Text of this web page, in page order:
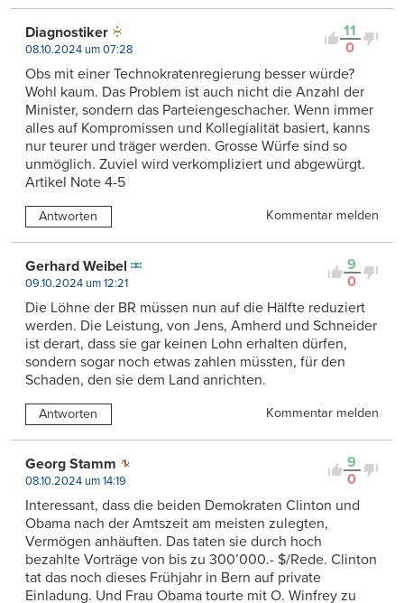
11
0
Diagnostiker
08.10.2024 um 07:28
Obs mit einer Technokratenregierung besser würde?
Wohl kaum. Das Problem ist auch nicht die Anzahl der
Minister, sondern das Parteiengeschacher. Wenn immer
alles auf Kompromissen und Kollegialität basiert, kanns
nur teurer und träger werden. Grosse Würfe sind so
unmöglich. Zuviel wird verkompliziert und abgewürgt.
Artikel Note 4-5
Antworten Kommentar melden
9
0
Gerhard Weibel
09.10.2024 um 12:21
Die Löhne der BR müssen nun auf die Hälfte reduziert
werden. Die Leistung, von Jens, Amherd und Schneider
ist derart, dass sie gar keinen Lohn erhalten dürfen,
sondern sogar noch etwas zahlen müssten, für den
Schaden, den sie dem Land anrichten.
Antworten Kommentar melden
9
0
Georg Stamm
08.10.2024 um 14:19
Interessant, dass die beiden Demokraten Clinton und
Obama nach der Amtszeit am meisten zulegten,
Vermögen anhäuften. Das taten sie durch hoch
bezahlte Vorträge von bis zu 300’000.- $/Rede. Clinton
tat das noch dieses Frühjahr in Bern auf private
Einladung. Und Frau Obama tourte mit O. Winfrey zu